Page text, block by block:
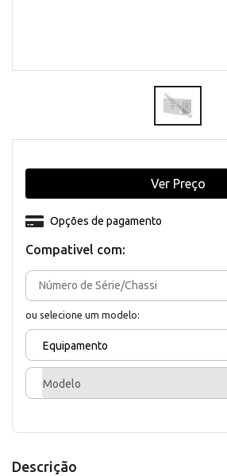
Compativel com:
ou selecione um modelo:
Equipamento
Modelo
Opções de pagamento
Ver Preço
Descrição